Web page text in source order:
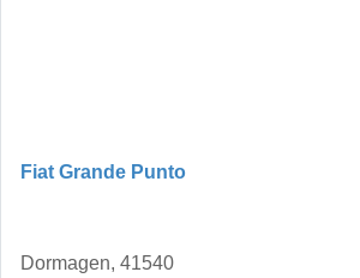
Fiat Grande Punto
Dormagen, 41540